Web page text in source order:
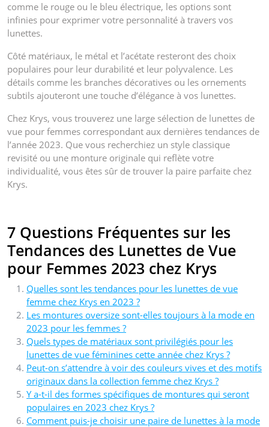
comme le rouge ou le bleu électrique, les options sont
infinies pour exprimer votre personnalité à travers vos
lunettes.
Côté matériaux, le métal et l’acétate resteront des choix
populaires pour leur durabilité et leur polyvalence. Les
détails comme les branches décoratives ou les ornements
subtils ajouteront une touche d’élégance à vos lunettes.
Chez Krys, vous trouverez une large sélection de lunettes de
vue pour femmes correspondant aux dernières tendances de
l’année 2023. Que vous recherchiez un style classique
revisité ou une monture originale qui reflète votre
individualité, vous êtes sûr de trouver la paire parfaite chez
Krys.
7 Questions Fréquentes sur les
Tendances des Lunettes de Vue
pour Femmes 2023 chez Krys
Quelles sont les tendances pour les lunettes de vue
femme chez Krys en 2023 ?
Les montures oversize sont-elles toujours à la mode en
2023 pour les femmes ?
Quels types de matériaux sont privilégiés pour les
lunettes de vue féminines cette année chez Krys ?
Peut-on s’attendre à voir des couleurs vives et des motifs
originaux dans la collection femme chez Krys ?
Y a-t-il des formes spécifiques de montures qui seront
populaires en 2023 chez Krys ?
Comment puis-je choisir une paire de lunettes à la mode